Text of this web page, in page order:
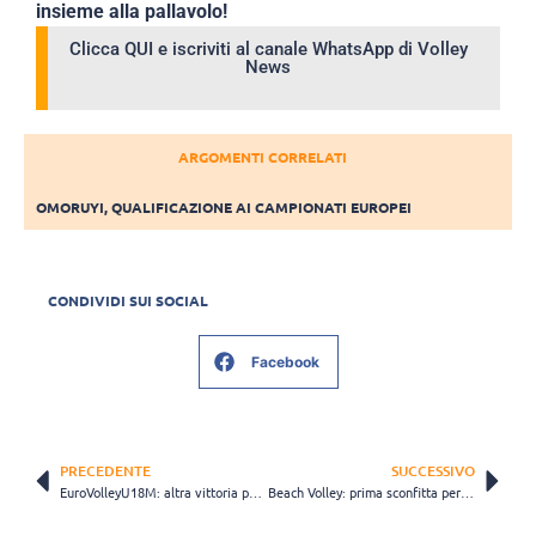
insieme alla pallavolo!
Clicca QUI e iscriviti al canale WhatsApp di Volley
News
ARGOMENTI CORRELATI
OMORUYI,QUALIFICAZIONE AI CAMPIONATI EUROPEI
CONDIVIDI SUI SOCIAL
Facebook
PRECEDENTE
EuroVolleyU18M: altra vittoria per gli azzurrini. Anche la Svizzera cade in tre set.
SUCCESSIVO
Beach Volley: prima sconfitta per Ranghieri – Caminati